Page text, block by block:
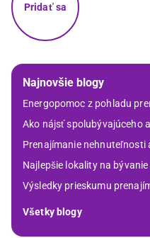
Pridať sa
Najnovšie blogy
Energopomoc z pohladu
Ako nájsť spolubývajúceho
Najlepšie lokality na
Výsledky prieskumu
Všetky blogy